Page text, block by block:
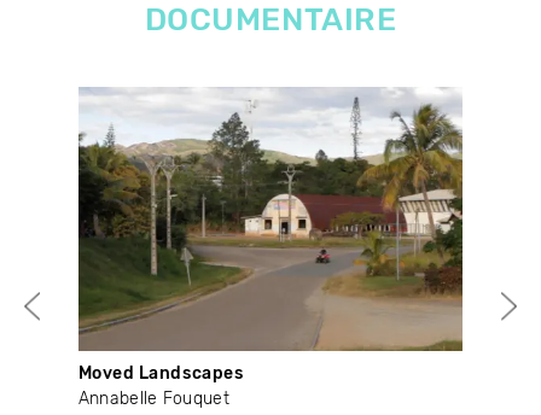
DOCUMENTAIRE
Moved Landscapes
Annabelle Fouquet